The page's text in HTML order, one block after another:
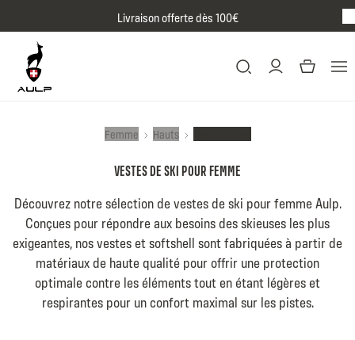
Livraison offerte dès 100€
Femme Hauts
VESTES DE SKI POUR FEMME
Découvrez notre sélection de vestes de ski pour femme Aulp.
Conçues pour répondre aux besoins des skieuses les plus
exigeantes, nos vestes et softshell sont fabriquées à partir de
matériaux de haute qualité pour offrir une protection
optimale contre les éléments tout en étant légères et
respirantes pour un confort maximal sur les pistes.